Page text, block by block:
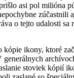
asi pol milióna
zúčastnili
o tejto udalosti sa
kópie ikony, ktoré
stoviek kópií